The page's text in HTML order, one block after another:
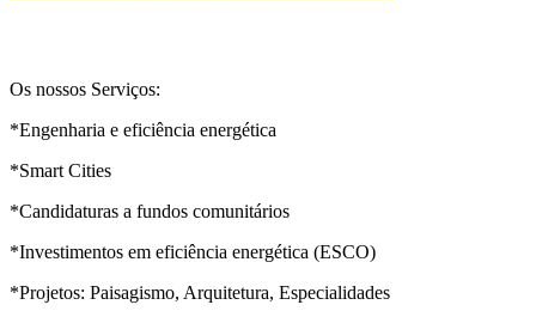
Os nossos Serviços:
*Engenharia e eficiência energética
*Smart Cities
*Candidaturas a fundos comunitários
*Investimentos em eficiência energética (ESCO)
*Projetos: Paisagismo, Arquitetura, Especialidades